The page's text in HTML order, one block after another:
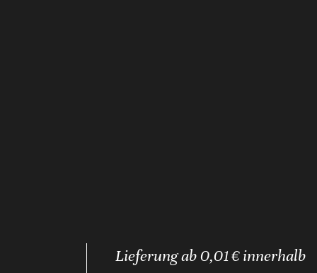
Lieferung ab 0,01 € innerhalb